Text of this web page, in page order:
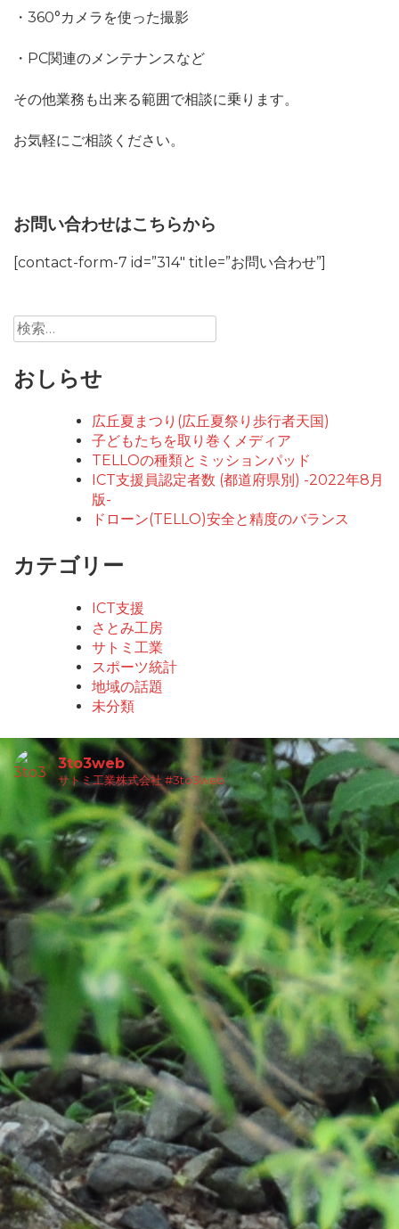
・360°カメラを使った撮影
・PC関連のメンテナンスなど
その他業務も出来る範囲で相談に乗ります。
お気軽にご相談ください。
お問い合わせはこちらから
[contact-form-7 id=”314″ title=”お問い合わせ”]
検
索:
おしらせ
広丘夏まつり(広丘夏祭り歩行者天国)
子どもたちを取り巻くメディア
TELLOの種類とミッションパッド
ICT支援員認定者数 (都道府県別) -2022年8月
版-
ドローン(TELLO)安全と精度のバランス
カテゴリー
ICT支援
さとみ工房
サトミ工業
スポーツ統計
地域の話題
未分類
3to3web
サトミ工業株式会社#3to3web